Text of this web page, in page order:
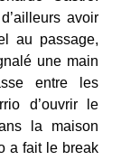
avoir
au passage,
une main
entre les
d’ouvrir le
la maison
a fait le break